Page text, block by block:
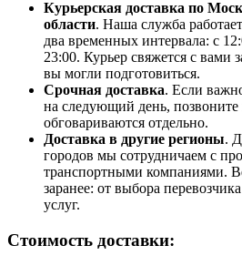
Курьерская доставка по
области. Наша служба
два временных интервала: с
23:00. Курьер свяжется с вами
вы могли подготовиться.
Срочная доставка. Если
на следующий день, позвоните
обговариваются отдельно.
Доставка в другие регионы.
городов мы сотрудничаем с
транспортными компаниями.
заранее: от выбора
услуг.
Стоимость доставки: